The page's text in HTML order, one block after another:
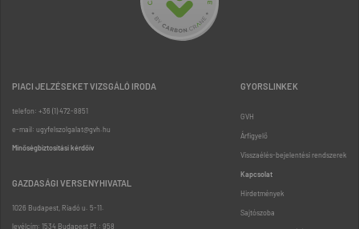
PIACI JELZÉSEKET VIZSGÁLÓ IRODA
telefon: +36 (1) 472-8851
e-mail: ugyfelszolgalat@gvh.hu
Minőségbiztosítási kérdőív
GAZDASÁGI VERSENYHIVATAL
1026 Budapest, Riadó u. 5-11.
levélcím: 1534 Budapest Pf.: 958
GYORSLINKEK
GVH
Árfigyelő
Visszaélés-bejelentési rendszerek
Kapcsolat
Hirdetmények
Sajtószoba